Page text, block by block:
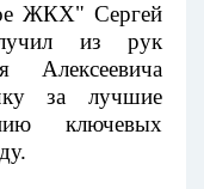
ЖКХ" Сергей
из рук
за лучшие
ключевых